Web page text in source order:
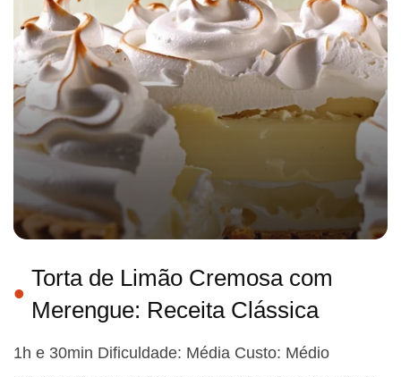
Torta de Limão Cremosa com
Merengue: Receita Clássica
1h e 30min Dificuldade: Média Custo: Médio